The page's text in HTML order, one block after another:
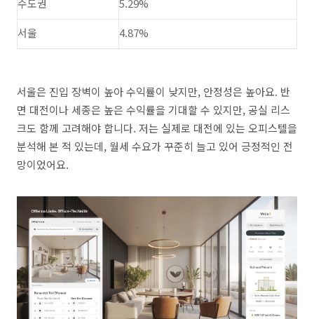
수도권
5.29%
서울
4.87%
서울은 진입 장벽이 높아 수익률이 낮지만, 안정성은 높아요. 반
면 대전이나 세종은 높은 수익률을 기대할 수 있지만, 공실 리스
크도 함께 고려해야 합니다. 저는 실제로 대전에 있는 오피스텔을
분석해 본 적 있는데, 월세 수요가 꾸준히 늘고 있어 긍정적인 전
망이었어요.